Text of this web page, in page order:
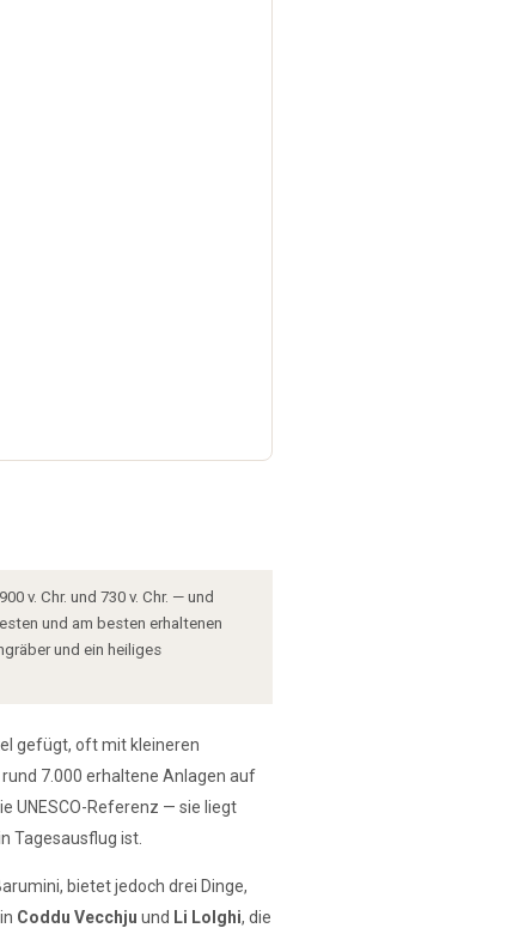
v. Chr. und 730 v. Chr. — und
und am besten erhaltenen
und ein heiliges
gefügt, oft mit kleineren
7.000 erhaltene Anlagen auf
UNESCO-Referenz — sie liegt
Tagesausflug ist.
bietet jedoch drei Dinge,
Coddu Vecchju und Li Lolghi, die